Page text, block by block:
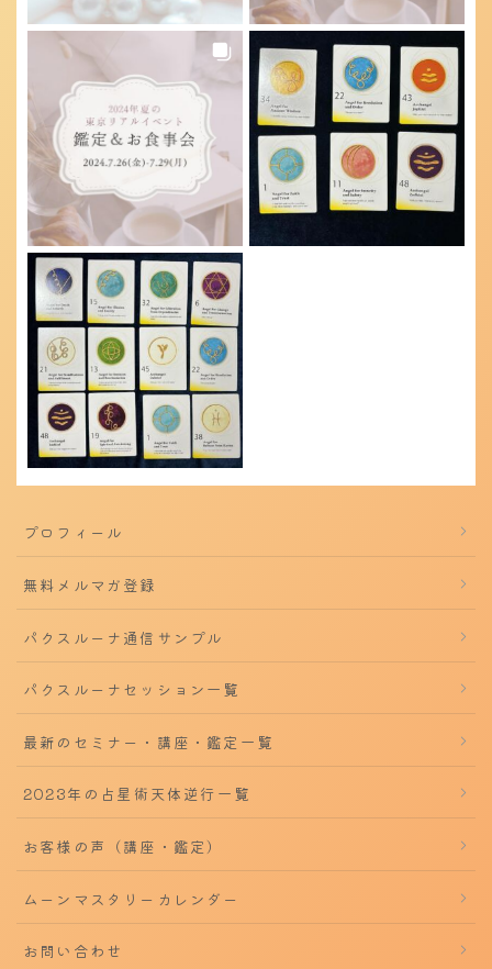
プロフィール
無料メルマガ登録
パクスルーナ通信サンプル
パクスルーナセッション一覧
最新のセミナー・講座・鑑定一覧
2023年の占星術天体逆行一覧
お客様の声（講座・鑑定）
ムーンマスタリーカレンダー
お問い合わせ